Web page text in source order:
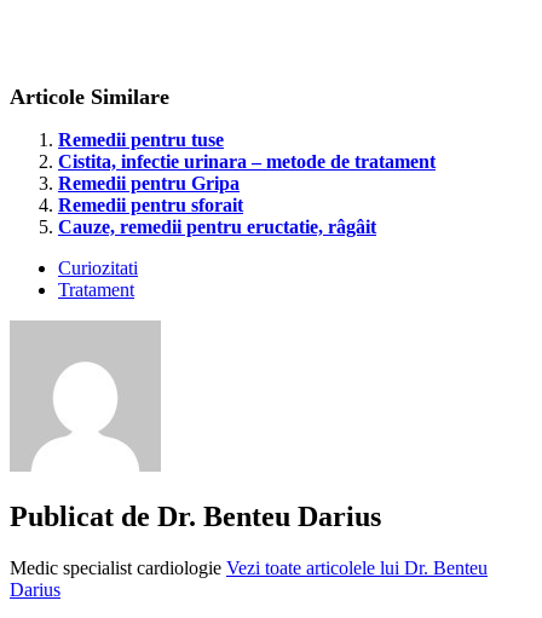
Articole Similare
Remedii pentru tuse
Cistita, infectie urinara – metode de tratament
Remedii pentru Gripa
Remedii pentru sforait
Cauze, remedii pentru eructatie, râgâit
Curiozitati
Tratament
sa
febra
febra
febra
la
febra
mare
Publicat de Dr. Benteu Darius
Medic specialist cardiologie Vezi toate articolele lui Dr. Benteu
Darius